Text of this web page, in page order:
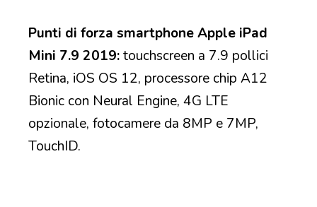
Punti di forza smartphone Apple iPad
Mini 7.9 2019:touchscreen a 7.9 pollici
Retina, iOS OS 12, processore chip A12
Bionic con Neural Engine, 4G LTE
opzionale, fotocamere da 8MP e 7MP,
TouchID.